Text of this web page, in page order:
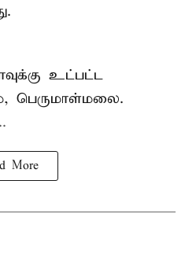
உட்பட்ட
பெருமாள்மலை.
More